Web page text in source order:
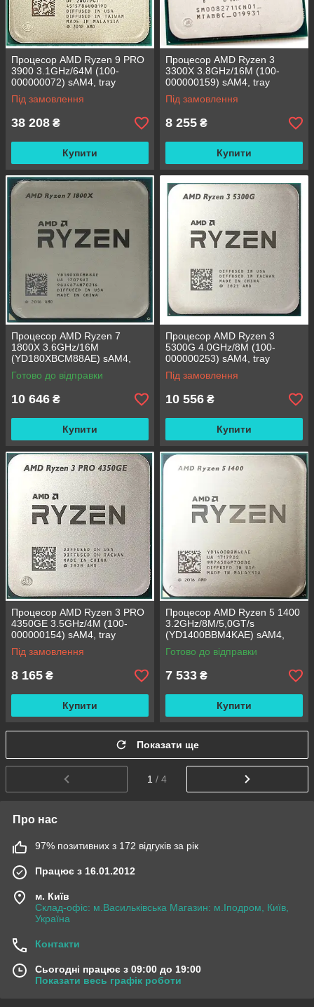
Процесор AMD Ryzen 9 PRO
3900 3.1GHz/64M (100-
000000072) sAM4, tray
Під замовлення
38 208 ₴
Купити
Процесор AMD Ryzen 3
3300X 3.8GHz/16M (100-
000000159) sAM4, tray
Під замовлення
8 255 ₴
Купити
Процесор AMD Ryzen 7
1800X 3.6GHz/16M
(YD180XBCM88AE) sAM4,
tray
Готово до відправки
10 646 ₴
Купити
Процесор AMD Ryzen 3
5300G 4.0GHz/8M (100-
000000253) sAM4, tray
Під замовлення
10 556 ₴
Купити
Процесор AMD Ryzen 3 PRO
4350GE 3.5GHz/4M (100-
000000154) sAM4, tray
Під замовлення
8 165 ₴
Купити
Процесор AMD Ryzen 5 1400
3.2GHz/8M/5,0GT/s
(YD1400BBM4KAE) sAM4,
tray
Готово до відправки
7 533 ₴
Купити
Показати ще
1 / 4
Про нас
97% позитивних з 172 відгуків за рік
Працює з 16.01.2012
м. Київ
Склад-офіс: м.Васильківська Магазин: м.Іподром, Київ,
Україна
Контакти
Сьогодні працює з 09:00 до 19:00
Показати весь графік роботи